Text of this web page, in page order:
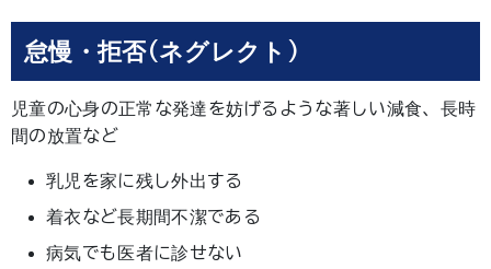
怠慢・拒否(ネグレクト)
児童の心身の正常な発達を妨げるような著しい減食、長時
間の放置など
乳児を家に残し外出する
着衣など長期間不潔である
病気でも医者に診せない